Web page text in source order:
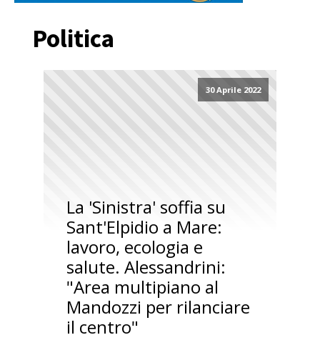
Politica
30 Aprile 2022
La 'Sinistra' soffia su
Sant'Elpidio a Mare:
lavoro, ecologia e
salute. Alessandrini:
"Area multipiano al
Mandozzi per rilanciare
il centro"